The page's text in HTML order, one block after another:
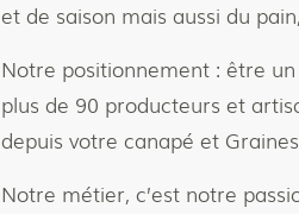
et de saison mais aussi du
Notre positionnement : être
plus de 90 producteurs et
depuis votre canapé et
Notre métier, c’est notre